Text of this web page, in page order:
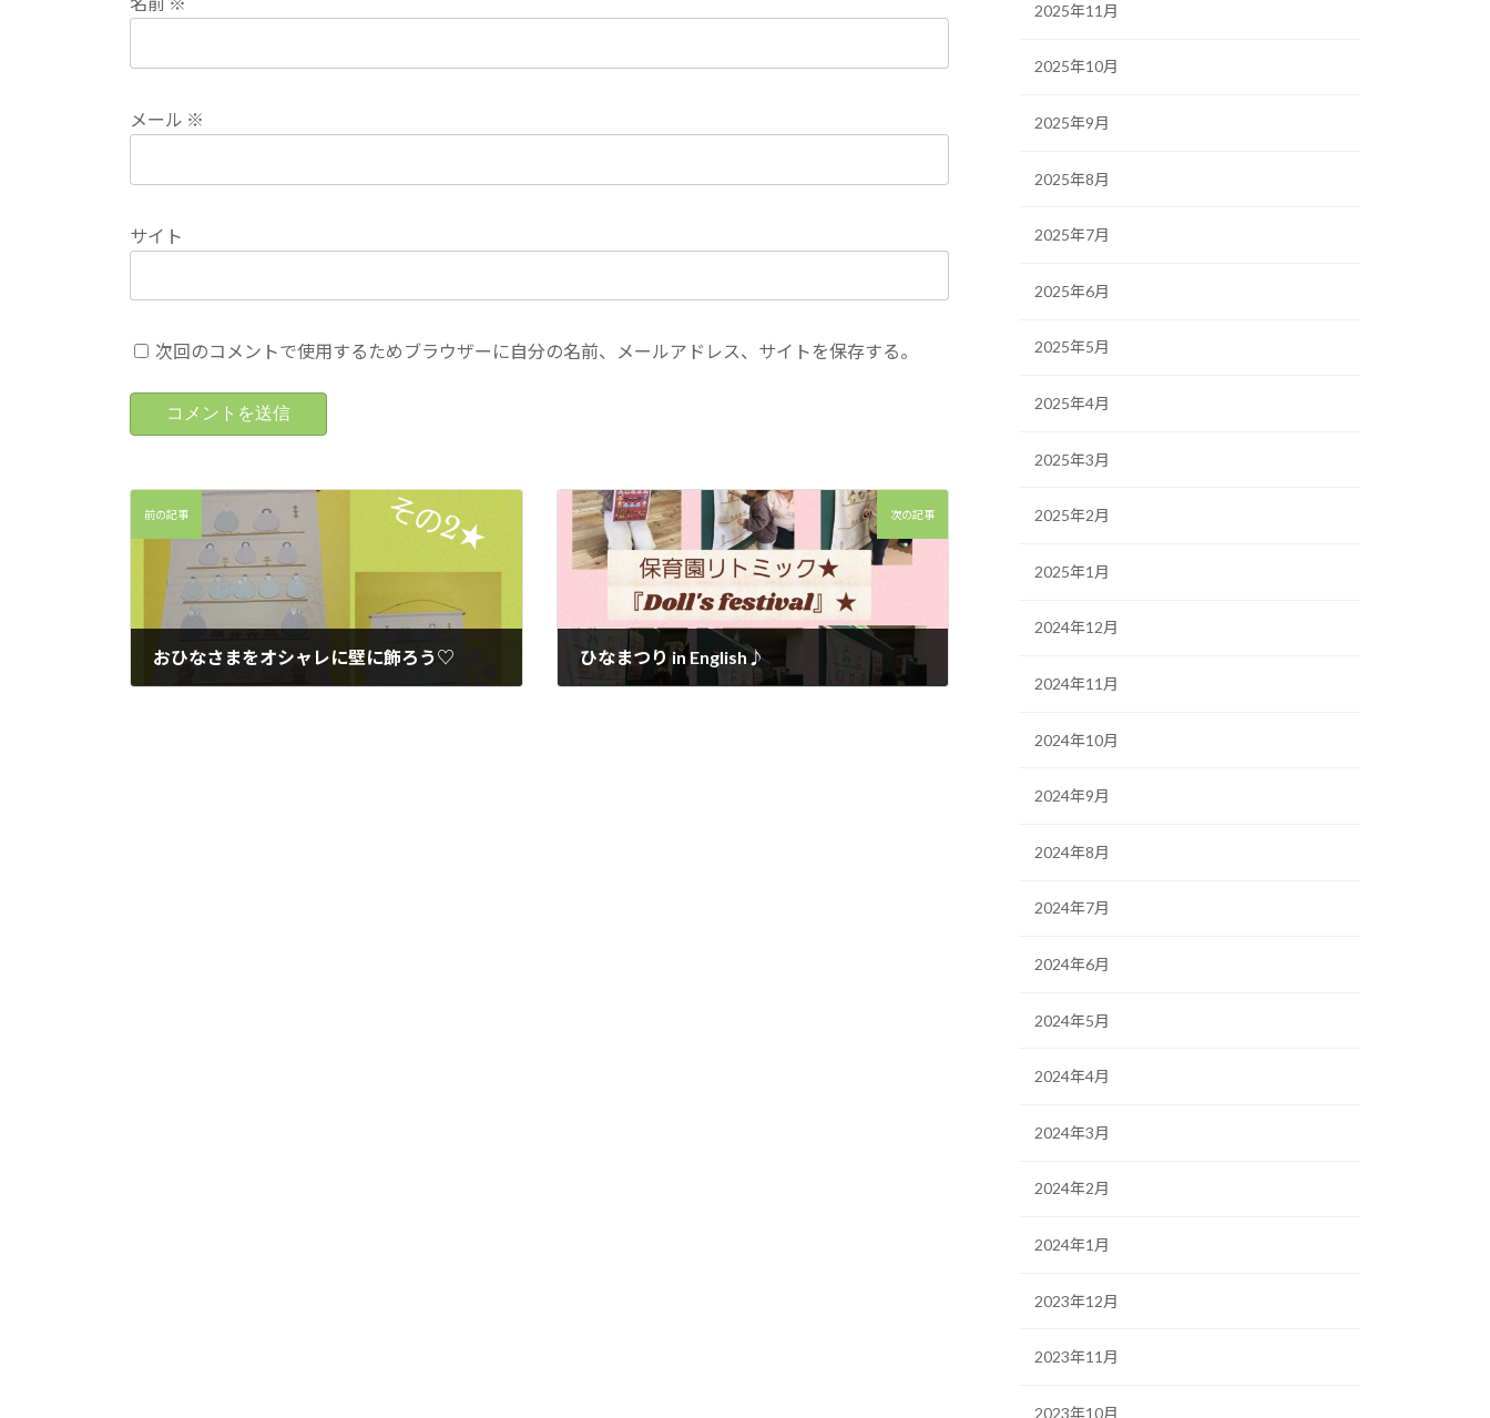
メール ※
サイト
次回のコメントで使用するためブラウザーに自分の名前、メールアドレス、サイトを保存する。
前の記事
おひなさまをオシャレに壁に飾ろう♡
次の記事
ひなまつり in English♪︎
2025年11月
2025年10月
2025年9月
2025年8月
2025年7月
2025年6月
2025年5月
2025年4月
2025年3月
2025年2月
2025年1月
2024年12月
2024年11月
2024年10月
2024年9月
2024年8月
2024年7月
2024年6月
2024年5月
2024年4月
2024年3月
2024年2月
2024年1月
2023年12月
2023年11月
2023年10月